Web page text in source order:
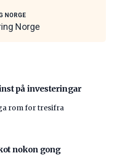
NORGE
Norge
på investeringar
rom for tresifra
nokon gong